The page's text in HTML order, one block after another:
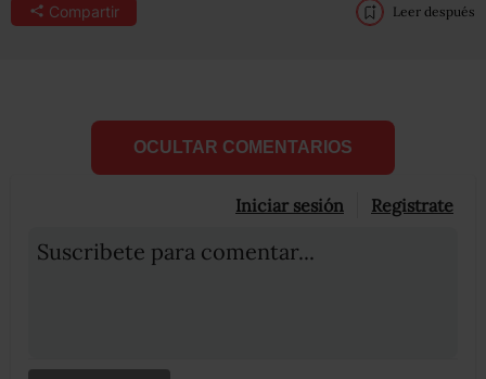
Compartir Leer después
OCULTAR COMENTARIOS
Iniciar sesión Registrate
Suscribete para comentar...